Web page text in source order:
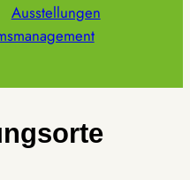
Ausstellungen